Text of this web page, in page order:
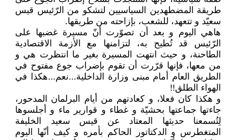
طريقة المضطهدين السياسيين لتشكو من الرّئيس قيس
سعيّد و تتعهد، للشعب، بإزاحته من طريقها.
هاهي اليوم و بعد أن تصوّرت أنّ مسيرة غضبها على
الرّئيس قد تُطيح به، لتزامنها مع الأزمة الاقتصادية
الطاحنة، و حيث انتهت المسيرة بغير ما انتظرت هي و
من معها، فإنها قرّرت أن تقوم بإضراب جوع مفتوح في
الطريق العام أمام مبنى وزارة الداخلية...نعم...هكذا في
الهواء الطلق!!
و هكذا كان فعلا، و كعادتهم من أيام البرلمان المدحور،
جاءتها جماعتها بحشيّة و غطاء و قوارير ماء و أجلسوها
لِتُسمعنا حديثها المعتاد عن قيس سعيد الخليفة
المتغطرس و الدكتاتور الحاكم بأمره و كيف أنّها اليوم